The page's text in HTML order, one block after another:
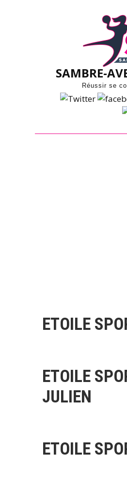
SAMBRE-
Réussir se
ETOILE
ETOILE
JULIEN
ETOILE